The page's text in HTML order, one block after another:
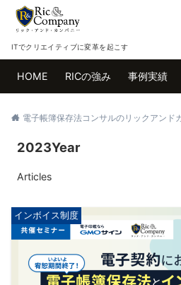
ITでクリエイティブに変革を起こす
HOME RICの強み 事例実績
電子帳簿保存法コンサルのリックアンド
2023Year
Articles
インボイス制度